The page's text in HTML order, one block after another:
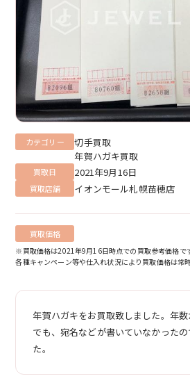
カテゴリー
切手買取
年賀ハガキ買取
買取日 2021年9月16日
買取店舗 イオンモール札幌苗穂店
買取価格
※買取価格は2021年9月16日時点での買取参考価格で
各種キャンペーン等や仕入れ状況により買取価格は常
年賀ハガキをお買取致しました。年
でも、宛名などが書いていなかった
た。